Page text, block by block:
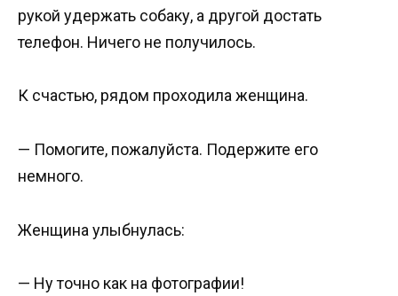
рукой удержать собаку, а другой достать
телефон. Ничего не получилось.
К счастью, рядом проходила женщина.
— Помогите, пожалуйста. Подержите его
немного.
Женщина улыбнулась:
— Ну точно как на фотографии!